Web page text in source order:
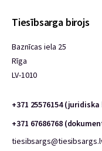
Tiesībsarga birojs
Baznīcas iela 25
Rīga
LV-1010
+371 25576154
+371 67686768